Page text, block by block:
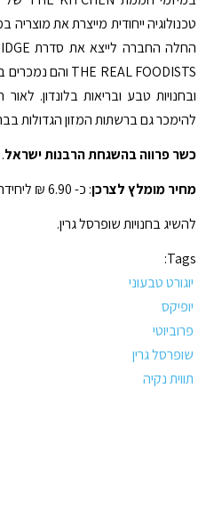
טכנולוגיה ייחודית מייצרת את
ובחנויות טבע ובריאות בלונדון.
להימכר גם ברשתות המזון הגדולות
כשר פרווה בהשגחת הרבנות ישראל.
מחיר מומלץ לצרכן: כ- 6.90 ₪ ליחידה במשקל 125 גרם.
להשיג בחנויות שופרסל גרין.
Tags:
יוגורט טבעוני
יופיקס
פרוביוטי
שופרסל גרין
תווית נקיה